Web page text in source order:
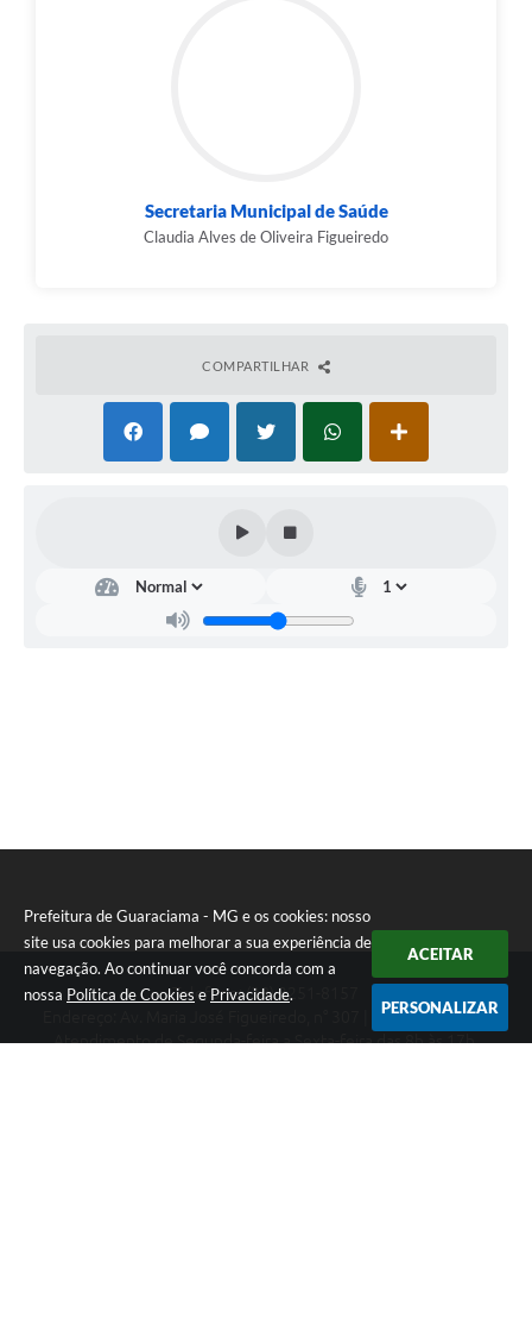
Prefeitura de Guaraciama - MG e os cookies: nosso
site usa cookies para melhorar a sua experiência de
navegação. Ao continuar você concorda com a
nossa Política de Cookies e Privacidade.
ACEITAR
PERSONALIZAR
Secretaria Municipal de Saúde
Claudia Alves de Oliveira Figueiredo
COMPARTILHAR
Telefone: (38) 3251-8157
Endereço: Av. Maria José Figueiredo, n° 307 | CEP: 39397-000
Atendimento de Segunda-feira a Sexta-feira das 8h às 17h.